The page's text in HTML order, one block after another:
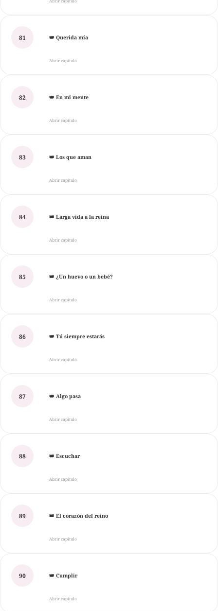
81 👑 Querida mía
Abrir capítulo
82 👑 En mi mente
Abrir capítulo
83 👑 Los que aman
Abrir capítulo
84 👑 Larga vida a la reina
Abrir capítulo
85 👑 ¿Un huevo o un bebé?
Abrir capítulo
86 👑 Tú siempre estarás
Abrir capítulo
87 👑 Algo pasa
Abrir capítulo
88 👑 Escuchar
Abrir capítulo
89 👑 El corazón del reino
Abrir capítulo
90 👑 Cumplir
Abrir capítulo